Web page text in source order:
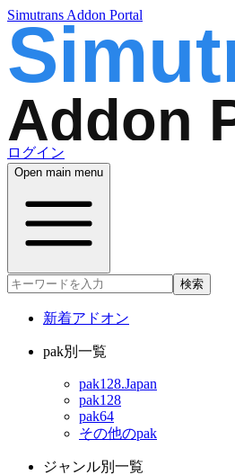
Simutrans Addon Portal
ログイン
Open main menu
検索
新着アドオン
pak別一覧
pak128.Japan
pak128
pak64
その他のpak
ジャンル別一覧